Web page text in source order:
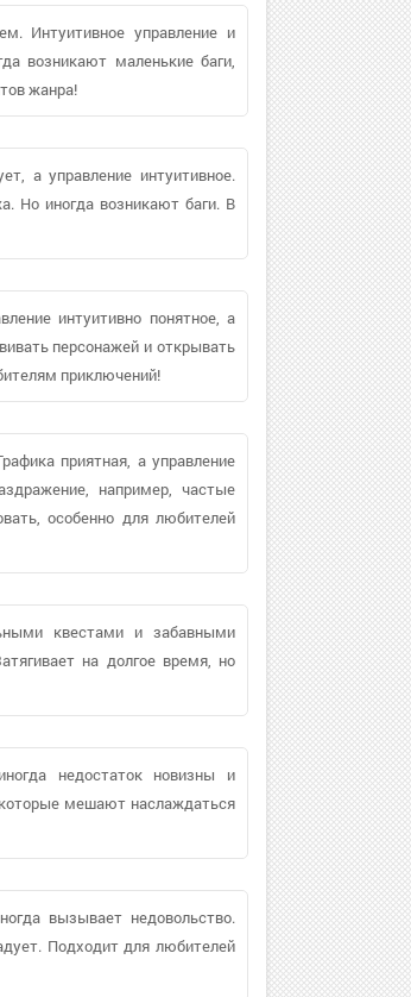
Интуитивное управление и
возникают маленькие баги,
жанра!
а управление интуитивное.
Но иногда возникают баги. В
интуитивно понятное, а
персонажей и открывать
приключений!
приятная, а управление
например, частые
особенно для любителей
квестами и забавными
на долгое время, но
недостаток новизны и
мешают наслаждаться
вызывает недовольство.
Подходит для любителей